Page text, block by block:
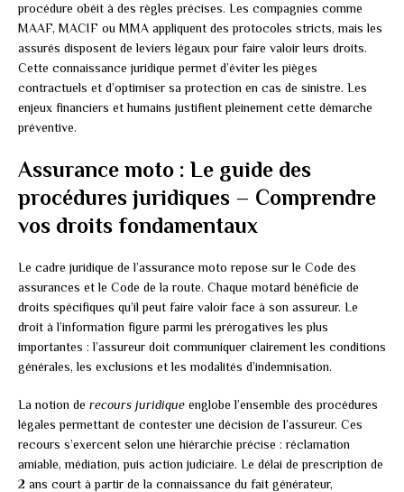
procédure obéit à des règles précises. Les compagnies comme
MAAF, MACIF ou MMA appliquent des protocoles stricts, mais les
assurés disposent de leviers légaux pour faire valoir leurs droits.
Cette connaissance juridique permet d’éviter les pièges
contractuels et d’optimiser sa protection en cas de sinistre. Les
enjeux financiers et humains justifient pleinement cette démarche
préventive.
Assurance moto : Le guide des
procédures juridiques – Comprendre
vos droits fondamentaux
Le cadre juridique de l’assurance moto repose sur le Code des
assurances et le Code de la route. Chaque motard bénéficie de
droits spécifiques qu’il peut faire valoir face à son assureur. Le
droit à l’information figure parmi les prérogatives les plus
importantes : l’assureur doit communiquer clairement les conditions
générales, les exclusions et les modalités d’indemnisation.
La notion de recours juridique englobe l’ensemble des procédures
légales permettant de contester une décision de l’assureur. Ces
recours s’exercent selon une hiérarchie précise : réclamation
amiable, médiation, puis action judiciaire. Le délai de prescription de
2 ans court à partir de la connaissance du fait générateur,